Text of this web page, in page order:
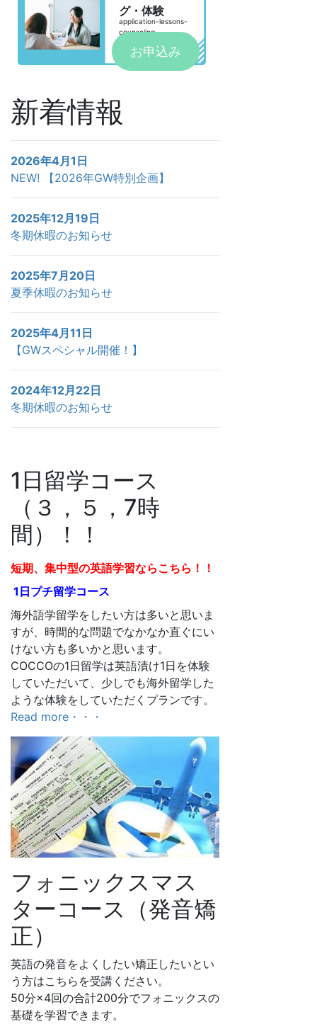
グ・体験
application-lessons-
counseling
お申込み
新着情報
2026年4月1日
NEW! 【2026年GW特別企画】
2025年12月19日
冬期休暇のお知らせ
2025年7月20日
夏季休暇のお知らせ
2025年4月11日
【GWスペシャル開催！】
2024年12月22日
冬期休暇のお知らせ
1日留学コース
（３，５，7時
間）！！
短期、集中型の英語学習ならこちら！！
1日プチ留学コース
海外語学留学をしたい方は多いと思いま
すが、時間的な問題でなかなか直ぐにい
けない方も多いかと思います。
COCCOの1日留学は英語漬け1日を体験
していただいて、少しでも海外留学した
ような体験をしていただくプランです。
Read more・・・
フォニックスマス
ターコース（発音矯
正）
英語の発音をよくしたい矯正したいとい
う方はこちらを受講ください。
50分×4回の合計200分でフォニックスの
基礎を学習できます。